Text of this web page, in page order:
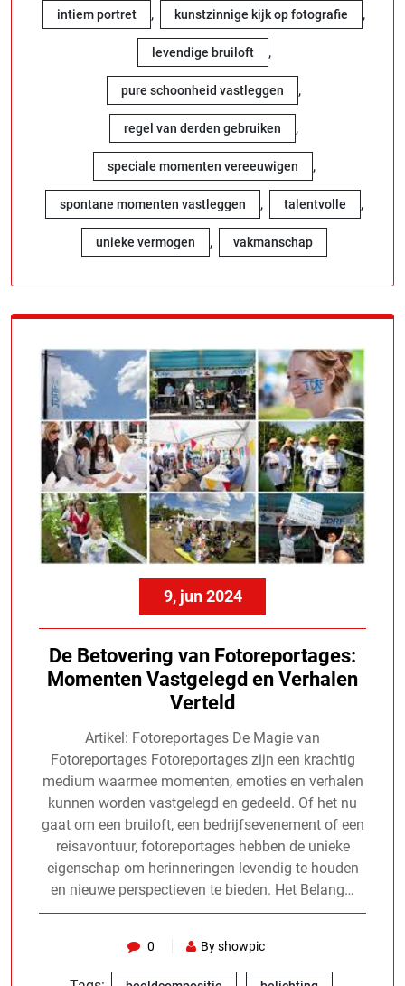
intiem portret , kunstzinnige kijk op fotografie ,
levendige bruiloft ,
pure schoonheid vastleggen ,
regel van derden gebruiken ,
speciale momenten vereeuwigen ,
spontane momenten vastleggen , talentvolle ,
unieke vermogen , vakmanschap
9, jun 2024
De Betovering van Fotoreportages:
Momenten Vastgelegd en Verhalen
Verteld
Artikel: Fotoreportages De Magie van
Fotoreportages Fotoreportages zijn een krachtig
medium waarmee momenten, emoties en verhalen
kunnen worden vastgelegd en gedeeld. Of het nu
gaat om een bruiloft, een bedrijfsevenement of een
reisavontuur, fotoreportages hebben de unieke
eigenschap om herinneringen levendig te houden
en nieuwe perspectieven te bieden. Het Belang…
0 By showpic